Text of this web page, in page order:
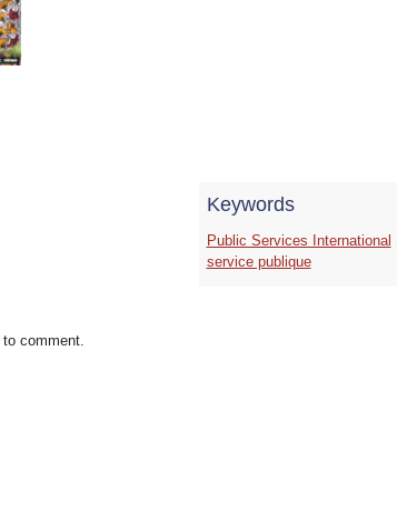
Keywords
Public Services International
service publique
to comment.